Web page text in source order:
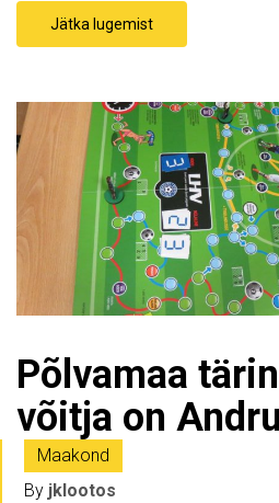
Jätka lugemist
Põlvamaa
võitja on
Maakond
By jklootos